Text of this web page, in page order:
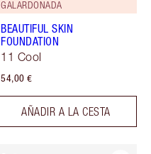
GALARDONADA
BEAUTIFUL SKIN
FOUNDATION
11 Cool
54,00 €
AÑADIR A LA CESTA